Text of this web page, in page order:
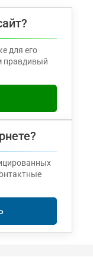
для его
правдивый